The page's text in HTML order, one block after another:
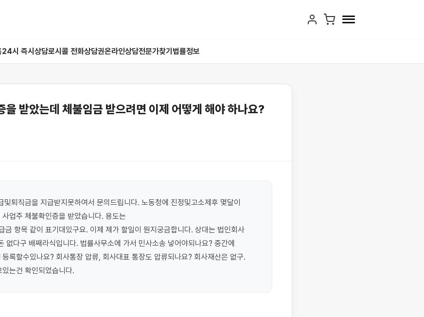
24시 즉시상담로시콜 전화상담권온라인상담전문가찾기 법률정보
을 받았는데 체불임금 받으려면 이제 어떻게 해야 하나요?
및퇴직금을 지급받지못하여서 문의드립니다. 노동청에 진정및고소제후 몇달이
업주 체불확인증을 받았습니다. 용도는
금 항목 같이 표기대있구요. 이제 제가 할일이 뭔지궁금합니다. 상대는 법인회사
없다구 배째라식입니다. 법률사무소에 가서 민사소송 넣어야되나요? 중간에
록할수있나요? 회사통장 압류, 회사대표 통장도 압류되나요? 회사재산은 없구.
는건 확인되었습니다.